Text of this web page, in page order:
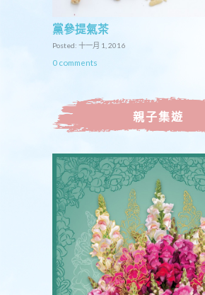
黨參提氣茶
Posted: 十一月 1, 2016
0 comments
親子集遊